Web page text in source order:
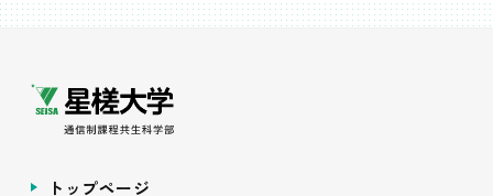
トップページ